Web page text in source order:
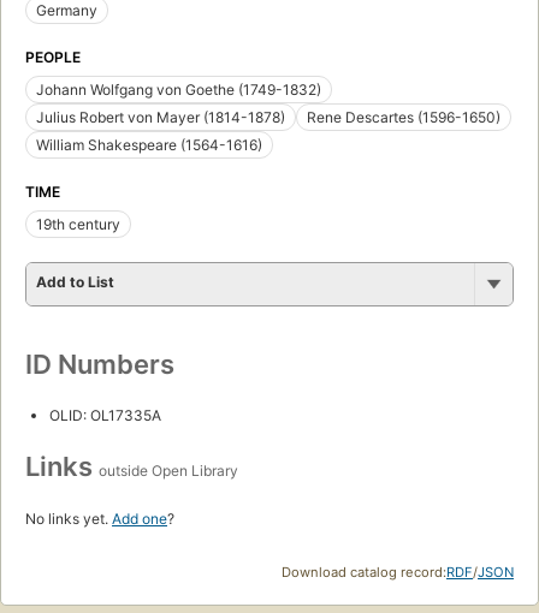
Germany
PEOPLE
Johann Wolfgang von Goethe (1749-1832)
Julius Robert von Mayer (1814-1878)
Rene Descartes (1596-1650)
William Shakespeare (1564-1616)
TIME
19th century
Add to List
ID Numbers
OLID: OL17335A
Links outside Open Library
No links yet. Add one?
Download catalog record:RDF/JSON